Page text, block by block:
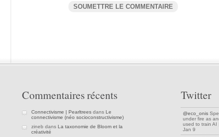
Commentaires récents
Connectivisme | Pearltrees dans Le
connectivisme (néo socioconstructivisme)
zineb dans La taxonomie de Bloom et la
créativité
Twitter
@eco_onis
under fire as
used to train
Jan 9